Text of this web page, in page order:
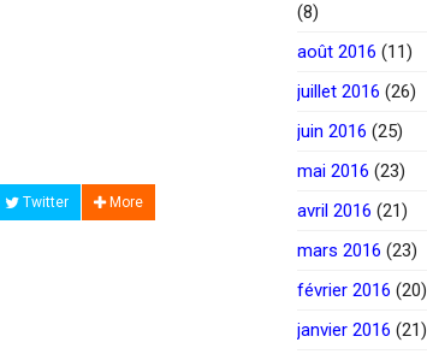
Twitter More
(8)
août 2016 (11)
juillet 2016 (26)
juin 2016 (25)
mai 2016 (23)
avril 2016 (21)
mars 2016 (23)
février 2016 (20)
janvier 2016 (21)